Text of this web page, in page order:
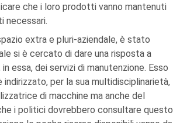
che i loro prodotti vanno mantenuti
necessari.
extra e pluri-aziendale, è stato
si è cercato di dare una risposta a
essa, dei servizi di manutenzione. Esso
per la sua multidisciplinarietà,
di macchine ma anche del
i politici dovrebbero consultare questo